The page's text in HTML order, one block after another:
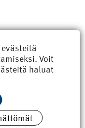
Voit
haluat